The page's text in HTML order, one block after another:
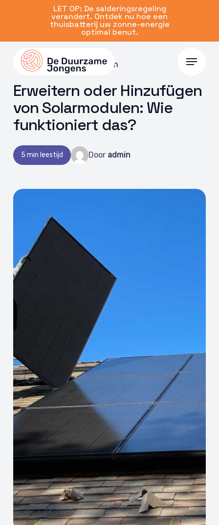
content
LET OP: De salderingsregeling
verandert. Ontdek nu hoe een
thuisbatterij uw zonne-energie
optimal benut.
Menu
15 Feb. 2024 | Zonnepanelen
Erweitern oder Hinzufügen
von Solarmodulen: Wie
funktioniert das?
5 min leestijd Door admin